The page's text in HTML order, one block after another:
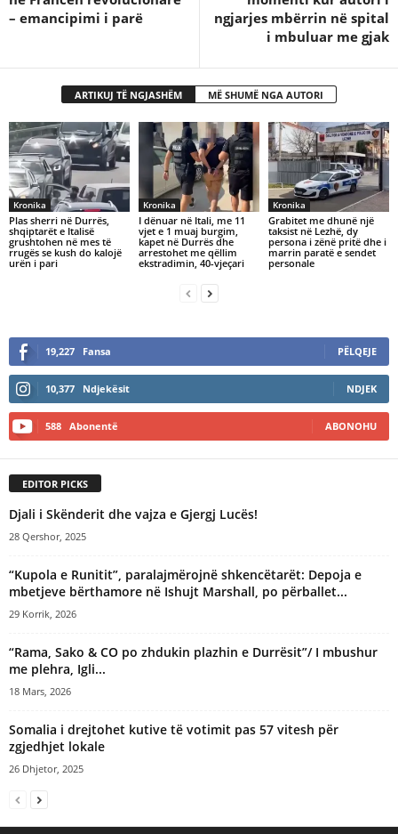
– emancipimi i parë
ngjarjes mbërrin në spital
i mbuluar me gjak
ARTIKUJ TË NGJASHËM MË SHUMË NGA AUTORI
Kronika
Plas sherri në Durrës,
shqiptarët e Italisë
grushtohen në mes të
rrugës se kush do kalojë
urën i pari
Kronika
I dënuar në Itali, me 11
vjet e 1 muaj burgim,
kapet në Durrës dhe
arrestohet me qëllim
ekstradimin, 40-vjeçari
Kronika
Grabitet me dhunë një
taksist në Lezhë, dy
persona i zënë pritë dhe i
marrin paratë e sendet
personale
19,227 Fansa PËLQEJE
10,377 Ndjekësit NDJEK
588 Abonentë ABONOHU
EDITOR PICKS
Djali i Skënderit dhe vajza e Gjergj Lucës!
28 Qershor, 2025
“Kupola e Runitit”, paralajmërojnë shkencëtarët: Depoja e
mbetjeve bërthamore në Ishujt Marshall, po përballet...
29 Korrik, 2026
“Rama, Sako & CO po zhdukin plazhin e Durrësit”/ I mbushur
me plehra, Igli...
18 Mars, 2026
Somalia i drejtohet kutive të votimit pas 57 vitesh për
zgjedhjet lokale
26 Dhjetor, 2025